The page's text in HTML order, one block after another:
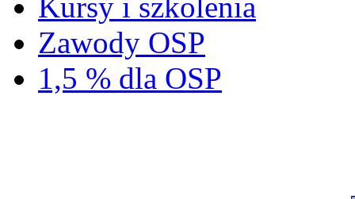
Kursy i szkolenia
Zawody OSP
1,5 % dla OSP